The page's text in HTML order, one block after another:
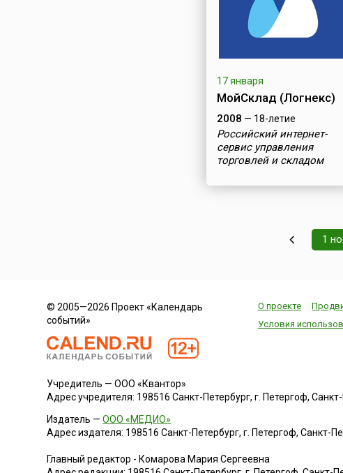
17 января
МойСклад (Логнекс)
2008 — 18-летие
Российский интернет-
сервис управления
торговлей и складом
1
© 2005—2026 Проект «Календарь
событий»
О проекте
Условия
Учредитель — ООО «Квантор»
Адрес учредителя: 198516 Санкт-Петербург, г. Петергоф,
Издатель —ООО «МЕДИО»
Адрес издателя: 198516 Санкт-Петербург, г. Петергоф, Санкт-
Главный редактор - Комарова Мария Сергеевна